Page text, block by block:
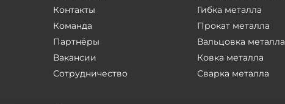
Контакты
Команда
Партнёры
Вакансии
Сотрудничество
Гибка металла
Прокат металла
Вальцовка металла
Ковка металла
Сварка металла